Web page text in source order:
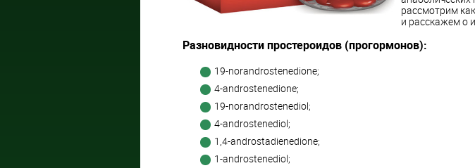
рассмотрим
и расскажем о
Разновидности простероидов (прогормонов):
19-norandrostenedione;
4-androstenedione;
19-norandrostenediol;
4-androstenediol;
1,4-androstadienedione;
1-androstenediol;